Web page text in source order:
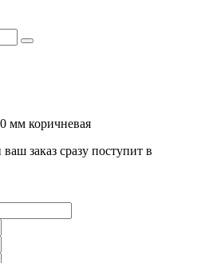
мм коричневая
заказ сразу поступит в